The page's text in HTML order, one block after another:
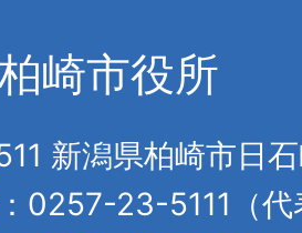
崎市役所
新潟県柏崎市日
0257-23-5111（代